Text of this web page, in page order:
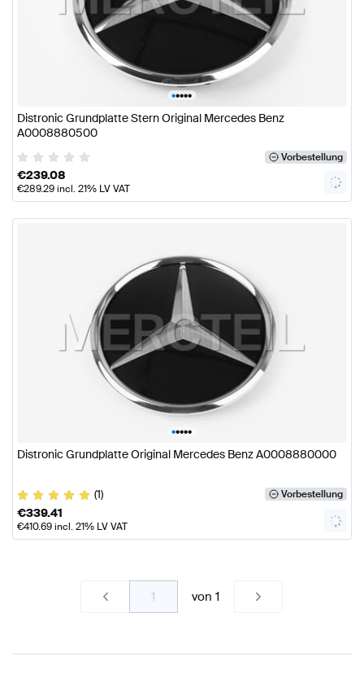
•••••
Distronic Grundplatte Stern Original Mercedes Benz
A0008880500
Vorbestellung
€239.08
€289.29incl. 21% LV VAT
•••••
Distronic Grundplatte Original Mercedes Benz A0008880000
(1) Vorbestellung
€339.41
€410.69incl. 21% LV VAT
von1